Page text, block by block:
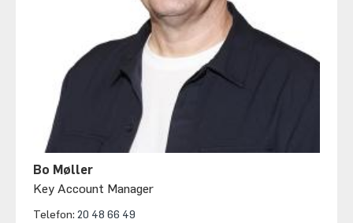
Bo Møller
Key Account Manager
Telefon: 20 48 66 49